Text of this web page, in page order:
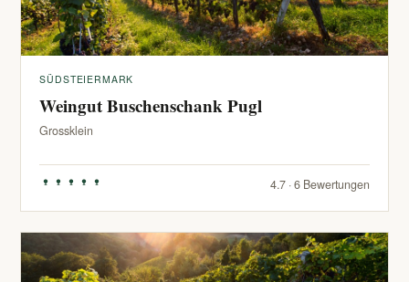
SÜDSTEIERMARK
Weingut Buschenschank Pugl
Grossklein
4.7 · 6 Bewertungen